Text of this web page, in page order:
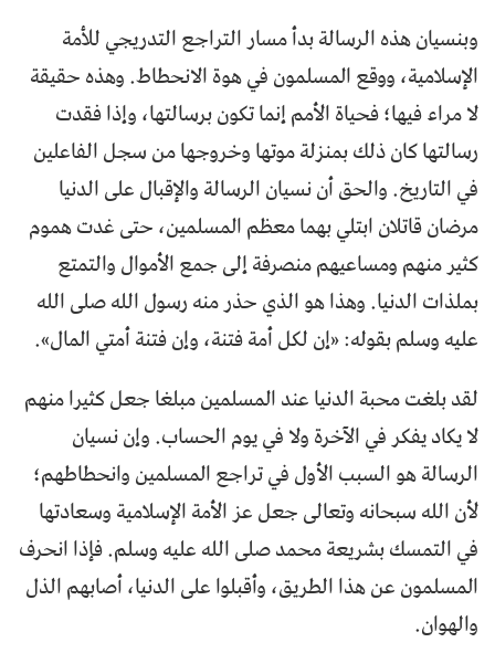
وبنسيان هذه الرسالة بدأ مسار التراجع التدريجي للأمة
الإسلامية، ووقع المسلمون في هوة الانحطاط. وهذه حقيقة
لا مراء فيها؛ فحياة الأمم إنما تكون برسالتها، وإذا فقدت
رسالتها كان ذلك بمنزلة موتها وخروجها من سجل الفاعلين
في التاريخ. والحق أن نسيان الرسالة والإقبال على الدنيا
مرضان قاتلان ابتلي بهما معظم المسلمين، حتى غدت هموم
كثير منهم ومساعيهم منصرفة إلى جمع الأموال والتمتع
بملذات الدنيا. وهذا هو الذي حذر منه رسول الله صلى الله
عليه وسلم بقوله: «إن لكل أمة فتنة، وإن فتنة أمتي المال».
لقد بلغت محبة الدنيا عند المسلمين مبلغا جعل كثيرا منهم
لا يكاد يفكر في الآخرة ولا في يوم الحساب. وإن نسيان
الرسالة هو السبب الأول في تراجع المسلمين وانحطاطهم؛
لأن الله سبحانه وتعالى جعل عز الأمة الإسلامية وسعادتها
في التمسك بشريعة محمد صلى الله عليه وسلم. فإذا انحرف
المسلمون عن هذا الطريق، وأقبلوا على الدنيا، أصابهم الذل
والهوان.